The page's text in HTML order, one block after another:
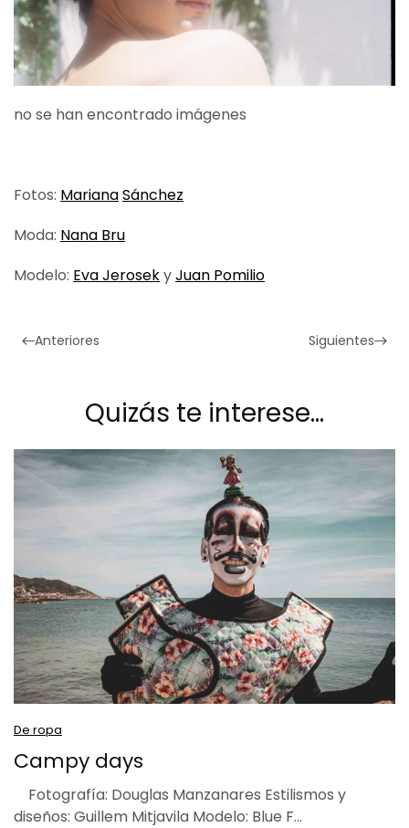
no se han encontrado imágenes
Fotos: MarianaSánchez
Moda: Nana Bru
Modelo: Eva JerosekyJuan Pomilio
Anteriores Siguientes
Quizás te interese…
De ropa
Campy days
Fotografía: Douglas Manzanares Estilismos y
diseños: Guillem Mitjavila Modelo: Blue F…